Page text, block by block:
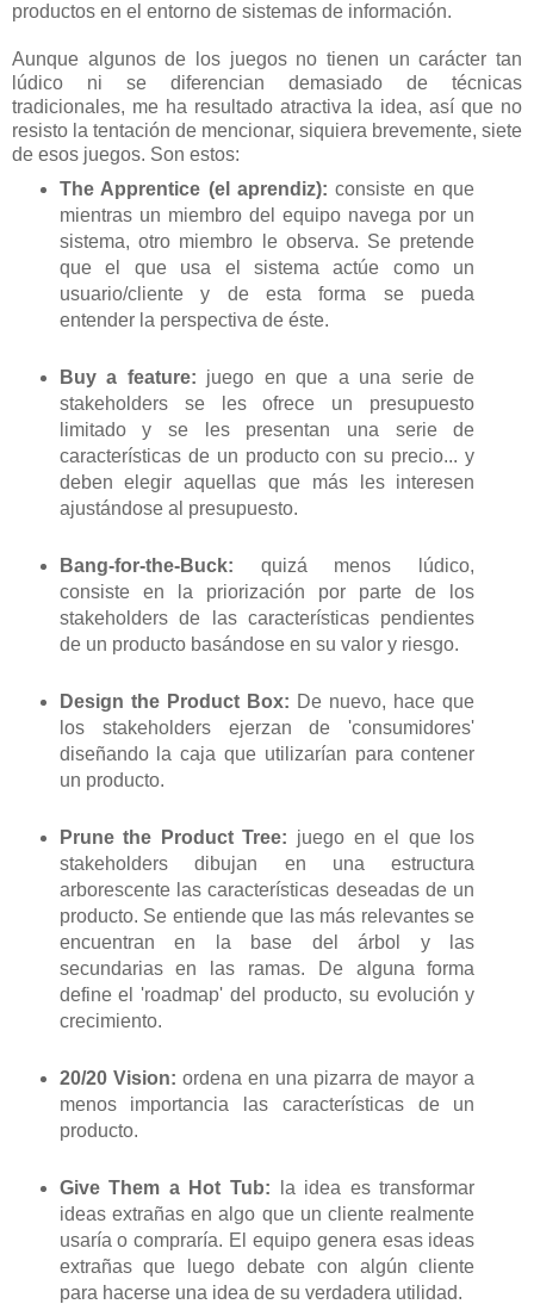
productos en el entorno de sistemas de información.
Aunque algunos de los juegos no tienen un carácter tan
lúdico ni se diferencian demasiado de técnicas
tradicionales, me ha resultado atractiva la idea, así que no
resisto la tentación de mencionar, siquiera brevemente, siete
de esos juegos. Son estos:
The Apprentice (el aprendiz): consiste en que
mientras un miembro del equipo navega por un
sistema, otro miembro le observa. Se pretende
que el que usa el sistema actúe como un
usuario/cliente y de esta forma se pueda
entender la perspectiva de éste.
Buy a feature: juego en que a una serie de
stakeholders se les ofrece un presupuesto
limitado y se les presentan una serie de
características de un producto con su precio... y
deben elegir aquellas que más les interesen
ajustándose al presupuesto.
Bang-for-the-Buck: quizá menos lúdico,
consiste en la priorización por parte de los
stakeholders de las características pendientes
de un producto basándose en su valor y riesgo.
Design the Product Box: De nuevo, hace que
los stakeholders ejerzan de 'consumidores'
diseñando la caja que utilizarían para contener
un producto.
Prune the Product Tree: juego en el que los
stakeholders dibujan en una estructura
arborescente las características deseadas de un
producto. Se entiende que las más relevantes se
encuentran en la base del árbol y las
secundarias en las ramas. De alguna forma
define el 'roadmap' del producto, su evolución y
crecimiento.
20/20 Vision: ordena en una pizarra de mayor a
menos importancia las características de un
producto.
Give Them a Hot Tub: la idea es transformar
ideas extrañas en algo que un cliente realmente
usaría o compraría. El equipo genera esas ideas
extrañas que luego debate con algún cliente
para hacerse una idea de su verdadera utilidad.